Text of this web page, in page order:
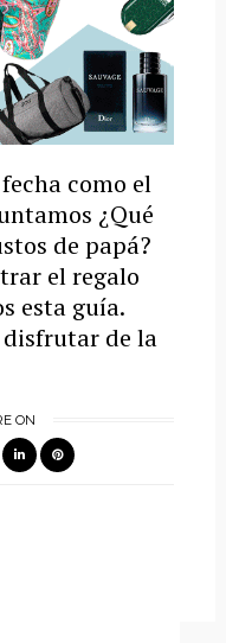
como el
¿Qué
de papá?
el regalo
esta guía.
disfrutar de la
ON